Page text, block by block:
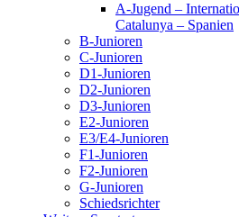
A-Jugend –
Catalunya – Spanien
B-Junioren
C-Junioren
D1-Junioren
D2-Junioren
D3-Junioren
E2-Junioren
E3/E4-Junioren
F1-Junioren
F2-Junioren
G-Junioren
Schiedsrichter